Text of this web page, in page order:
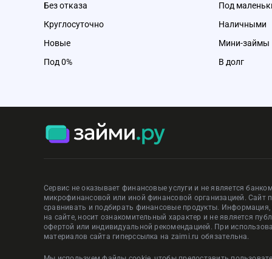
Без отказа
Круглосуточно
Новые
Под 0%
Под
Наличными
Мини-займы
В долг
Сервис не оказывает финансовые услуги и не является
микрофинансовой или иной финансовой организацией. Сайт
сравнивать и подбирать финансовые продукты.
на сайте, носит ознакомительный характер и не является
офертой или индивидуальной рекомендацией. При
материалов сайта гиперссылка на zaimi.ru обязательна.